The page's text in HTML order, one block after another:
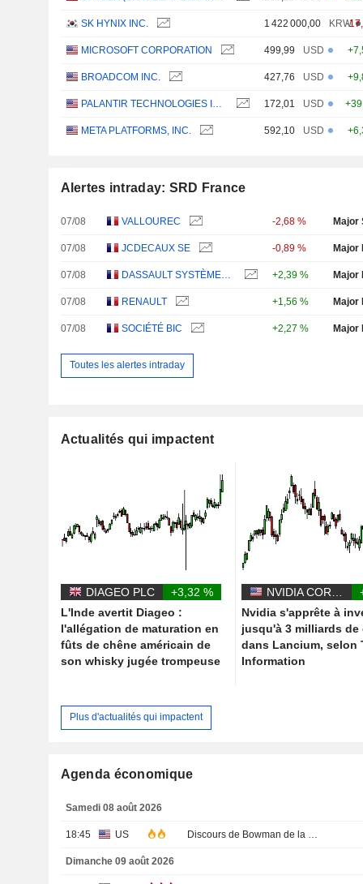
SK HYNIX INC. 1 422 000,00 KRW
-
MICROSOFT CORPORATION 499,99 USD
BROADCOM INC. 427,76 USD
172,01 USD
META PLATFORMS, INC. 592,10 USD
Alertes intraday: SRD France
07/08 VALLOUREC -2,68 % Major
07/08 JCDECAUX SE -0,89 % Major
07/08 +2,39 % Major
07/08 RENAULT +1,56 % Major
07/08 SOCIÉTÉ BIC +2,27 % Major
Toutes les alertes intraday
Actualités qui impactent
DIAGEO PLC
+3,32 %
L'Inde avertit Diageo :
l'allégation de maturation en
fûts de chêne américain de
son whisky jugée trompeuse
Nvidia s'apprête à
jusqu'à 3 milliards de
dans Lancium, selon
Information
Plus d'actualités qui impactent
Agenda économique
Samedi 08 août 2026
18:45 US Discours de Bowman de la Fed
Dimanche 09 août 2026